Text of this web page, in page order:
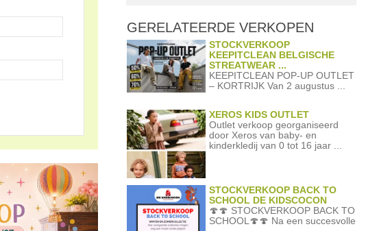
GERELATEERDE VERKOPEN
STOCKVERKOOP
KEEPITCLEAN BELGISCHE
STREATWEAR ...
KEEPITCLEAN POP-UP OUTLET
– KORTRIJK Van 2 augustus ...
XEROS KIDS OUTLET
Outlet verkoop georganiseerd
door Xeros van baby- en
kinderkledij van 0 tot 16 jaar ...
STOCKVERKOOP BACK TO
SCHOOL DE KIDSCOCON
🍄🍄 STOCKVERKOOP BACK TO
SCHOOL🍄🍄 Na een succesvolle